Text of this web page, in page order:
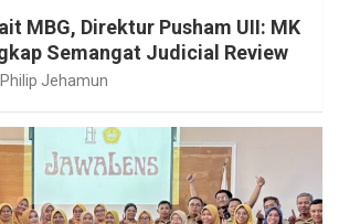
MBG, Direktur Pusham UII: MK
Semangat Judicial Review
Philip Jehamun